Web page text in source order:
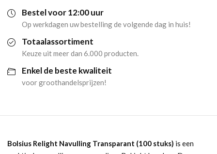
stuks)
aantal
Bestel voor 12:00 uur
Op werkdagen uw bestelling de volgende dag in huis!
Totaalassortiment
Keuze uit meer dan 6.000 producten.
Enkel de beste kwaliteit
voor groothandelsprijzen!
Bolsius Relight Navulling Transparant (100 stuks) is een